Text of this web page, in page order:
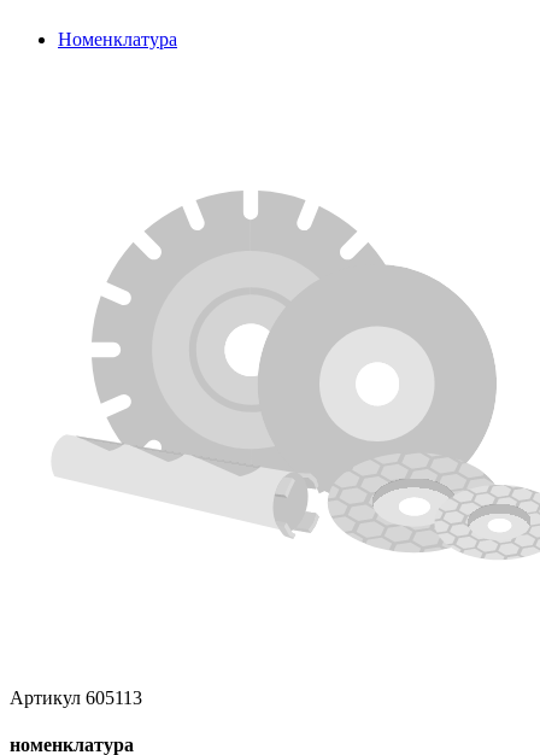
Номенклатура
Артикул 605113
номенклатура